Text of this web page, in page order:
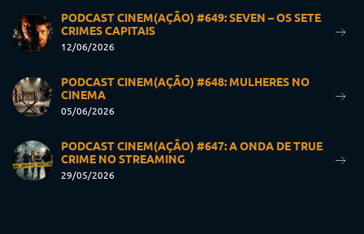
PODCAST CINEM(AÇÃO) #649: SEVEN – OS SETE
CRIMES CAPITAIS
12/06/2026
PODCAST CINEM(AÇÃO) #648: MULHERES NO
CINEMA
05/06/2026
PODCAST CINEM(AÇÃO) #647: A ONDA DE TRUE
CRIME NO STREAMING
29/05/2026